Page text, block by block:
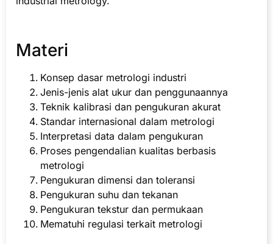
Materi
Konsep dasar metrologi industri
Jenis-jenis alat ukur dan penggunaannya
Teknik kalibrasi dan pengukuran akurat
Standar internasional dalam metrologi
Interpretasi data dalam pengukuran
Proses pengendalian kualitas berbasis
metrologi
Pengukuran dimensi dan toleransi
Pengukuran suhu dan tekanan
Pengukuran tekstur dan permukaan
Mematuhi regulasi terkait metrologi